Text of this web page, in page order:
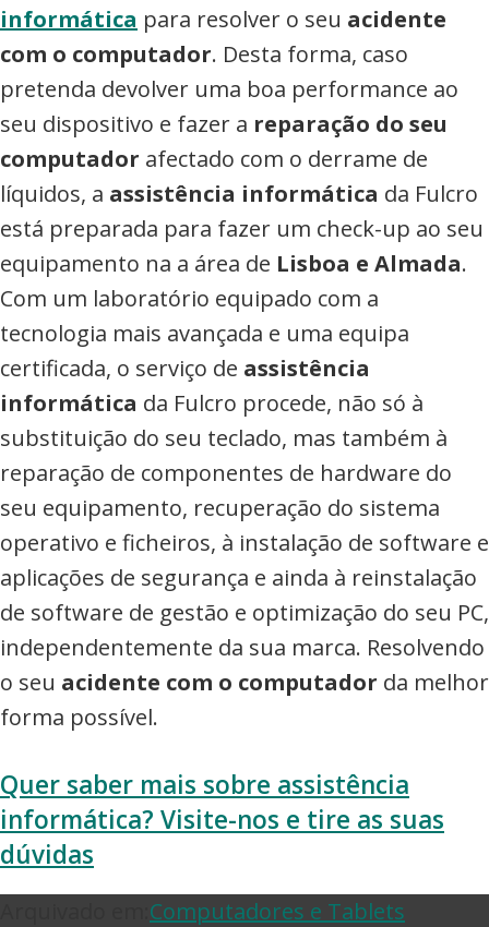
informática para resolver o seu acidente
com o computador. Desta forma, caso
pretenda devolver uma boa performance ao
seu dispositivo e fazer a reparação do seu
computador afectado com o derrame de
líquidos, a assistência informática da Fulcro
está preparada para fazer um check-up ao seu
equipamento na a área de Lisboa e Almada.
Com um laboratório equipado com a
tecnologia mais avançada e uma equipa
certificada, o serviço de assistência
informática da Fulcro procede, não só à
substituição do seu teclado, mas também à
reparação de componentes de hardware do
seu equipamento, recuperação do sistema
operativo e ficheiros, à instalação de software e
aplicações de segurança e ainda à reinstalação
de software de gestão e optimização do seu PC,
independentemente da sua marca. Resolvendo
o seu acidente com o computador da melhor
forma possível.
Quer saber mais sobre assistência
informática? Visite-nos e tire as suas
dúvidas
Computadores e Tablets